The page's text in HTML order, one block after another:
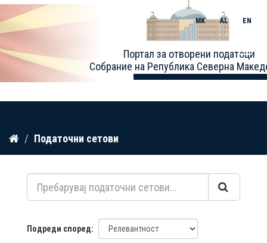
Прескокнете
содржина
Портал за отворени податоци
Собрание на Република Северна
MK AL EN
Toggle
Податочни сетови
Подреди според